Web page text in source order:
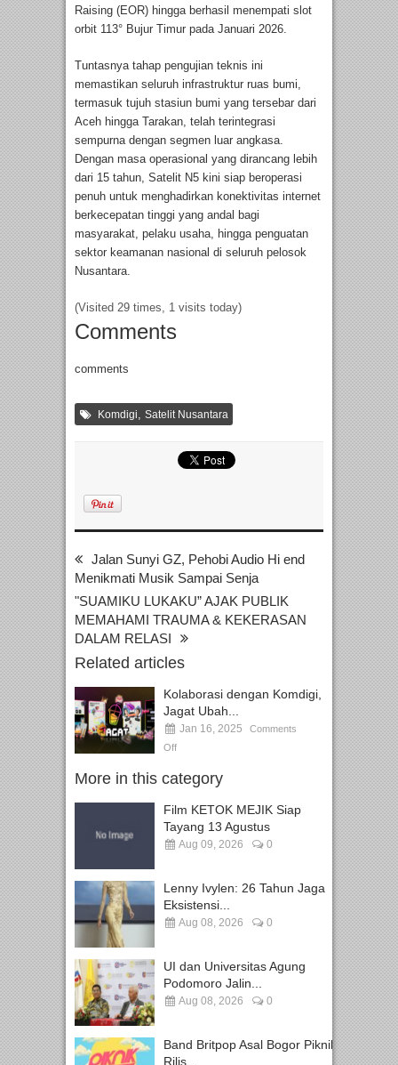
Raising (EOR) hingga berhasil menempati slot
orbit 113° Bujur Timur pada Januari 2026.
Tuntasnya tahap pengujian teknis ini
memastikan seluruh infrastruktur ruas bumi,
termasuk tujuh stasiun bumi yang tersebar dari
Aceh hingga Tarakan, telah terintegrasi
sempurna dengan segmen luar angkasa.
Dengan masa operasional yang dirancang lebih
dari 15 tahun, Satelit N5 kini siap beroperasi
penuh untuk menghadirkan konektivitas internet
berkecepatan tinggi yang andal bagi
masyarakat, pelaku usaha, hingga penguatan
sektor keamanan nasional di seluruh pelosok
Nusantara.
(Visited 29 times, 1 visits today)
Comments
comments
Komdigi, Satelit Nusantara
Jalan Sunyi GZ, Pehobi Audio Hi end
Menikmati Musik Sampai Senja
"SUAMIKU LUKAKU” AJAK PUBLIK
MEMAHAMI TRAUMA & KEKERASAN
DALAM RELASI
Related articles
Kolaborasi dengan Komdigi,
Jagat Ubah...
Jan 16, 2025
Comments
Off
More in this category
Film KETOK MEJIK Siap
Tayang 13 Agustus
Aug 09, 2026 0
Lenny Ivylen: 26 Tahun Jaga
Eksistensi...
Aug 08, 2026 0
UI dan Universitas Agung
Podomoro Jalin...
Aug 08, 2026 0
Band Britpop Asal Bogor Piknik
Rilis...